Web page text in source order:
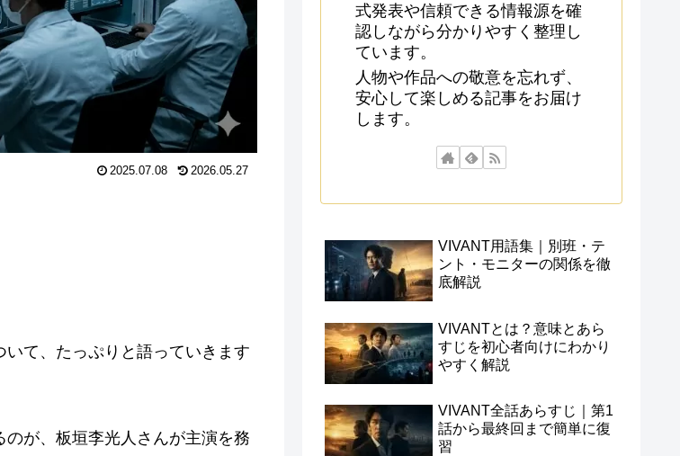
2025.07.08 2026.05.27
て、たっぷりと語っていきます
が、板垣李光人さんが主演を務
式発表や信頼できる情報源を確
認しながら分かりやすく整理し
ています。
人物や作品への敬意を忘れず、
安心して楽しめる記事をお届け
します。
VIVANT用語集｜別班・テ
ント・モニターの関係を徹
底解説
VIVANTとは？意味とあら
すじを初心者向けにわかり
やすく解説
VIVANT全話あらすじ｜第1
話から最終回まで簡単に復
習